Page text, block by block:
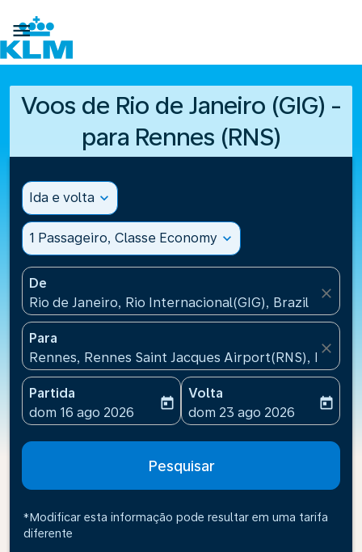

Voos de Rio de Janeiro (GIG) -
para Rennes (RNS)
Ida e volta expand_more
1 Passageiro, Classe Economy expand_more
De
Rio de Janeiro, Rio Internacional(GIG), Brazil
close
Para
Rennes, Rennes Saint Jacques Airport(RNS), France
close
Partida
fc-booking-departure-date-aria-label
dom 16 ago 2026
today
Volta
fc-booking-return-date-
dom 23 ago 2026
today
Pesquisar
*Modificar esta informação pode resultar em uma tarifa
diferente